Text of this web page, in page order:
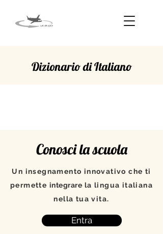
Dizionario di Italiano
Conosci la scuola
Un insegnamento innovativo che ti
permette integrare la lingua italiana
nella tua vita.
Entra